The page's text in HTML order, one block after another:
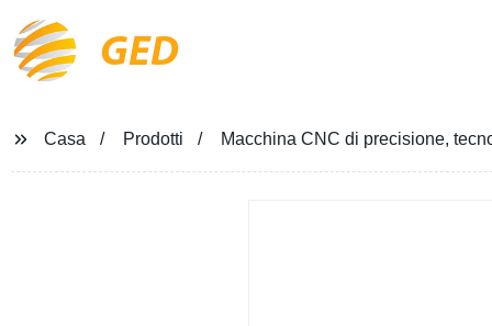
GED
Casa Prodotti Macchina CNC di precisione,